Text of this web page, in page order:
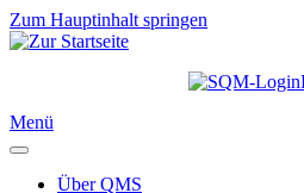
Zum Hauptinhalt springen
Menü
Über QMS